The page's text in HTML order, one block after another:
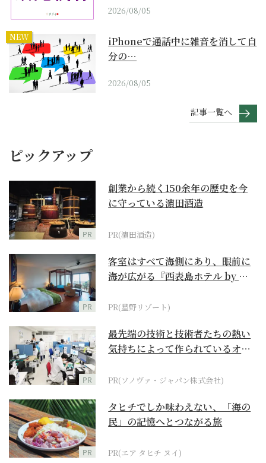
2026/08/05
NEW
iPhoneで通話中に雑音を消して自
分の…
2026/08/05
記事一覧へ
ピックアップ
PR
創業から続く150余年の歴史を今
に守っている濵田酒造
PR(濵田酒造)
PR
客室はすべて海側にあり、眼前に
海が広がる『西表島ホテル by 星
PR(星野リゾート)
PR
最先端の技術と技術者たちの熱い
気持ちによって作られているオー
PR(ソノヴァ・ジャパン株式会社)
PR
タヒチでしか味わえない、「海の
民」の記憶へとつながる旅
PR(エア タヒチ ヌイ)